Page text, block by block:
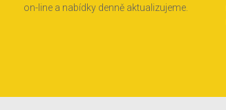
on-line a nabídky denně aktualizujeme.